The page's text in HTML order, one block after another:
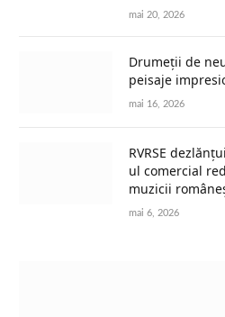
mai 20, 2026
Drumeții de
peisaje
mai 16, 2026
RVRSE
ul comercial
muzicii
mai 6, 2026